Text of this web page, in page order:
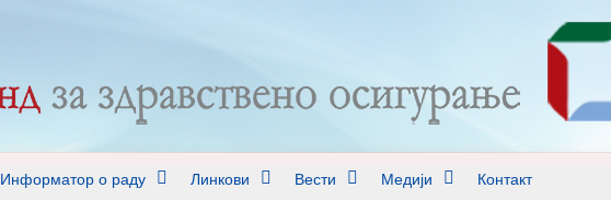
Информатор о раду Линкови Вести Медији Контакт